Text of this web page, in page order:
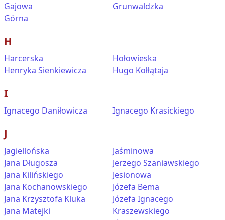
Gajowa
Górna
Grunwaldzka
H
Harcerska
Henryka Sienkiewicza
Hołowieska
Hugo Kołłątaja
I
Ignacego Daniłowicza Ignacego Krasickiego
J
Jagiellońska
Jana Długosza
Jana Kilińskiego
Jana Kochanowskiego
Jana Krzysztofa Kluka
Jana Matejki
Jaśminowa
Jerzego Szaniawskiego
Jesionowa
Józefa Bema
Józefa Ignacego
Kraszewskiego